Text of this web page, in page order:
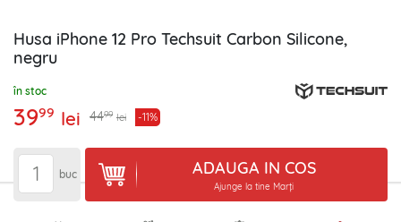
Husa iPhone 12 Pro Techsuit Carbon Silicone,
negru
în stoc
3999 lei 4499 lei -11%
buc ADAUGA IN COS
Ajunge la tine Marți